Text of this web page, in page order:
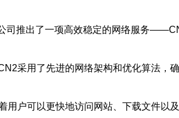
司推出了一项高效稳定的网络服务
采用了先进的网络架构和优化算法，
户可以更快地访问网站、下载文件以及